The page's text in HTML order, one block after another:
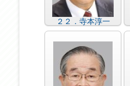
２２．寺本淳一